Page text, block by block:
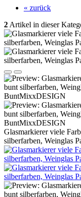
« zurück
2 Artikel in dieser
Glasmarkierer viele
silberfarben, Weinglas